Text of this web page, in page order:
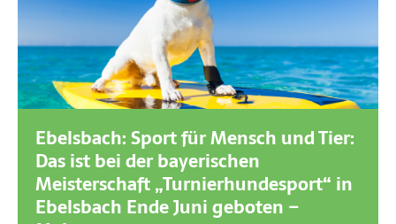
Ebelsbach: Sport für Mensch und Tier:
Das ist bei der bayerischen
Meisterschaft „Turnierhundesport“ in
Ebelsbach Ende Juni geboten –